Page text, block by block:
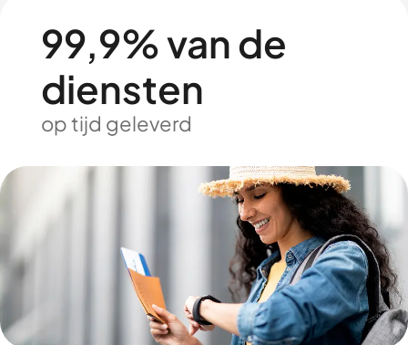
99,9% van de
diensten
op tijd geleverd